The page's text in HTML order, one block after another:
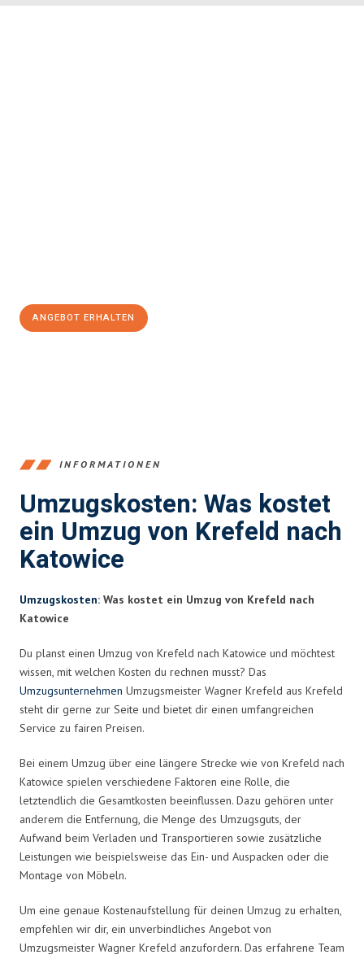
ANGEBOT ERHALTEN
INFORMATIONEN
Umzugskosten: Was kostet
ein Umzug von Krefeld nach
Katowice
Umzugskosten: Was kostet ein Umzug von Krefeld nach
Katowice
Du planst einen Umzug von Krefeld nach Katowice und möchtest
wissen, mit welchen Kosten du rechnen musst? Das
Umzugsunternehmen Umzugsmeister Wagner Krefeld aus Krefeld
steht dir gerne zur Seite und bietet dir einen umfangreichen
Service zu fairen Preisen.
Bei einem Umzug über eine längere Strecke wie von Krefeld nach
Katowice spielen verschiedene Faktoren eine Rolle, die
letztendlich die Gesamtkosten beeinflussen. Dazu gehören unter
anderem die Entfernung, die Menge des Umzugsguts, der
Aufwand beim Verladen und Transportieren sowie zusätzliche
Leistungen wie beispielsweise das Ein- und Auspacken oder die
Montage von Möbeln.
Um eine genaue Kostenaufstellung für deinen Umzug zu erhalten,
empfehlen wir dir, ein unverbindliches Angebot von
Umzugsmeister Wagner Krefeld anzufordern. Das erfahrene Team